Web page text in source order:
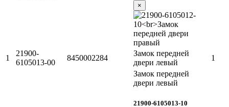
×
1
21900-
6105013-00
8450002284
Замок передней
двери левый
1
Замок передней
двери левый
21900-6105013-10